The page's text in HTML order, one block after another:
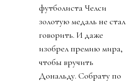
футболиста Челси
золотую медаль не стал
говорить. И даже
изобрел премию мира,
чтобы вручить
Дональду. Собрату по